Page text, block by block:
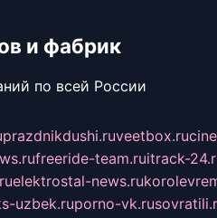
и фабрик
по всей России
prazdnikdushi.ruveetbox.ru
freeride-team.ruitrack-
elektrostal-news.ru
uzbek.ruporno-vk.ru